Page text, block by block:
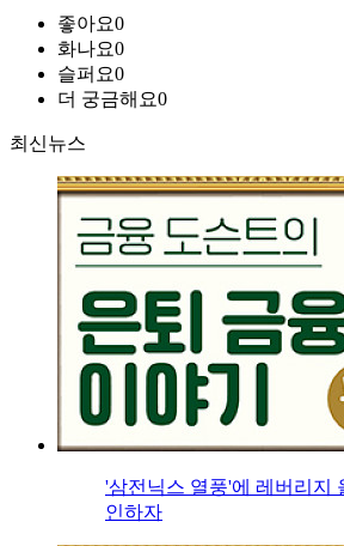
좋아요0
화나요0
슬퍼요0
더 궁금해요0
최신뉴스
'삼전닉스 열풍'에 레버리지
인하자